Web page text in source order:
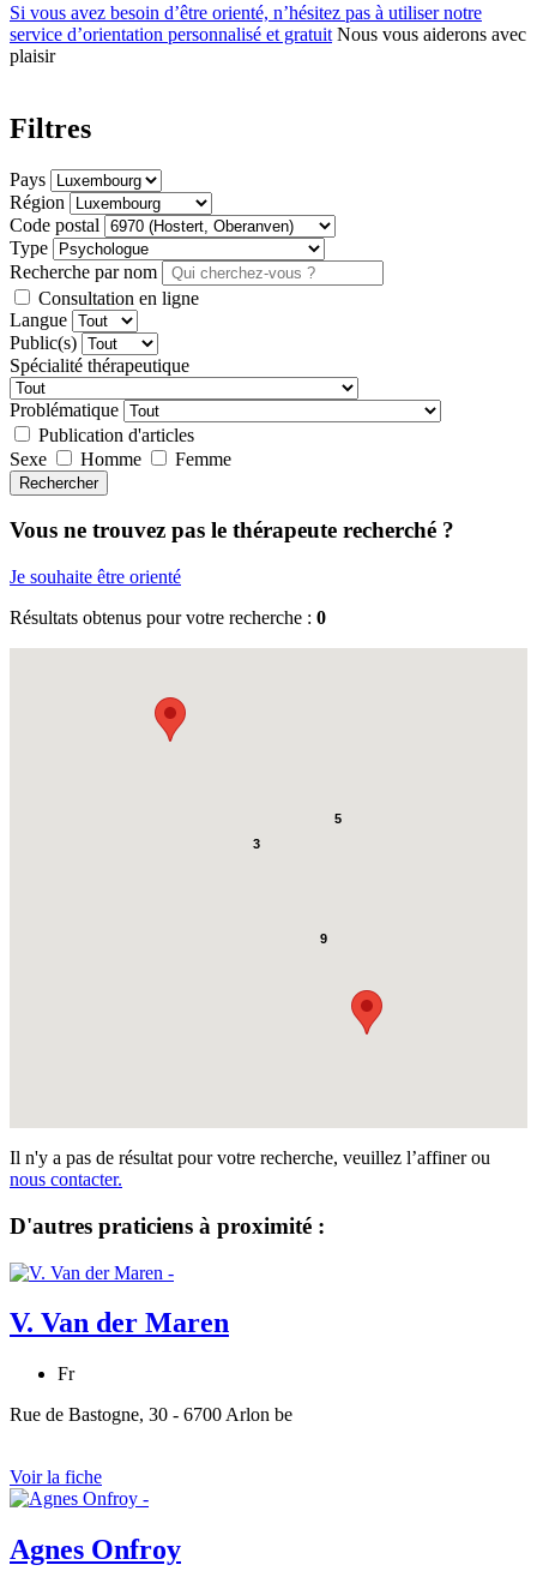
Si vous avez besoin d’être orienté, n’hésitez pas à utiliser notre
service d’orientation personnalisé et gratuit Nous vous aiderons avec
plaisir
Filtres
Pays
Région
Code postal
Type
Recherche par nom
Consultation en ligne
Langue
Public(s)
Spécialité thérapeutique
Problématique
Publication d'articles
Sexe
Homme Femme
Rechercher
Vous ne trouvez pas le thérapeute recherché ?
Je souhaite être orienté
Résultats obtenus pour votre recherche : 0
9
3
5
Il n'y a pas de résultat pour votre recherche, veuillez l’affiner ou
nous contacter.
D'autres praticiens à proximité :
V. Van der Maren
Fr
Rue de Bastogne, 30 - 6700 Arlon be
Voir la fiche
Agnes Onfroy